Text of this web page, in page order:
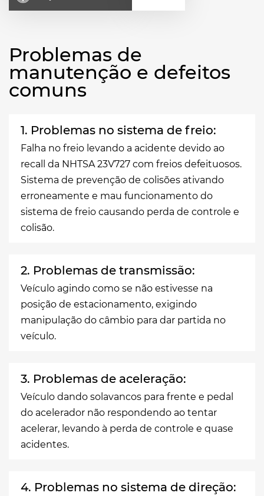
Problemas de
manutenção e defeitos
comuns
1. Problemas no sistema de freio:
Falha no freio levando a acidente devido ao
recall da NHTSA 23V727 com freios defeituosos.
Sistema de prevenção de colisões ativando
erroneamente e mau funcionamento do
sistema de freio causando perda de controle e
colisão.
2. Problemas de transmissão:
Veículo agindo como se não estivesse na
posição de estacionamento, exigindo
manipulação do câmbio para dar partida no
veículo.
3. Problemas de aceleração:
Veículo dando solavancos para frente e pedal
do acelerador não respondendo ao tentar
acelerar, levando à perda de controle e quase
acidentes.
4. Problemas no sistema de direção: